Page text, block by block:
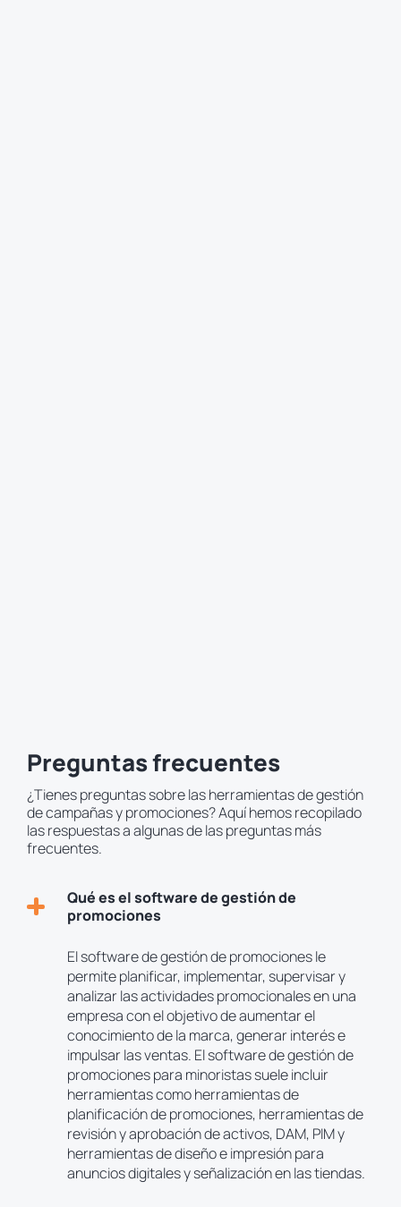
Preguntas frecuentes
¿Tienes preguntas sobre las herramientas de gestión
de campañas y promociones? Aquí hemos recopilado
las respuestas a algunas de las preguntas más
frecuentes.
Qué es el software de gestión de
promociones
El software de gestión de promociones le
permite planificar, implementar, supervisar y
analizar las actividades promocionales en una
empresa con el objetivo de aumentar el
conocimiento de la marca, generar interés e
impulsar las ventas. El software de gestión de
promociones para minoristas suele incluir
herramientas como herramientas de
planificación de promociones, herramientas de
revisión y aprobación de activos, DAM, PIM y
herramientas de diseño e impresión para
anuncios digitales y señalización en las tiendas.